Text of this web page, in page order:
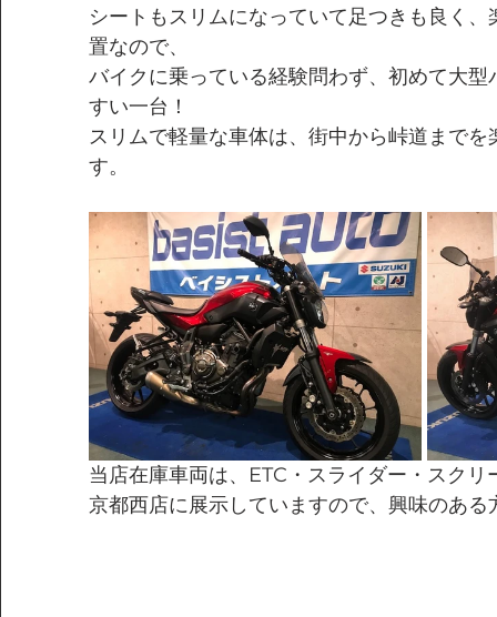
シートもスリムになっていて足つきも良く
置なので、
バイクに乗っている経験問わず、初めて大
すい一台！
スリムで軽量な車体は、街中から峠道まで
す。
当店在庫車両は、ETC・スライダー・スク
京都西店に展示していますので、興味のあ